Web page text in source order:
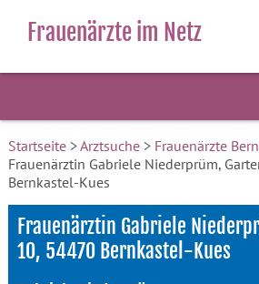
Frauenärzte im Netz
Startseite>Arztsuche> Frauenärzte
Frauenärztin Gabriele Niederprüm,
Bernkastel-Kues
Frauenärztin Gabriele
10, 54470 Bernkastel-Kues